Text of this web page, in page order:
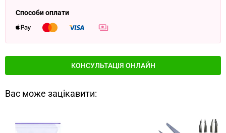
Способи оплати
КОНСУЛЬТАЦІЯ ОНЛАЙН
Вас може зацікавити: